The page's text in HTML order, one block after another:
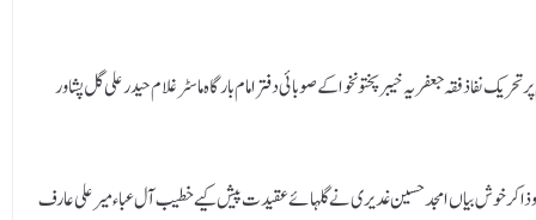
پر تحریک نفاذ فقہ جعفریہ خیبر پختونخوا کے صوبائی دفتر امام بارگاہ ماسٹر غلام حیدر علی گل پشاور
و ذاکر خوش بیاں امجد حسین غدیری نے گلہائے عقیدت پیش کیے خطیب آل عباء میر علی عارف